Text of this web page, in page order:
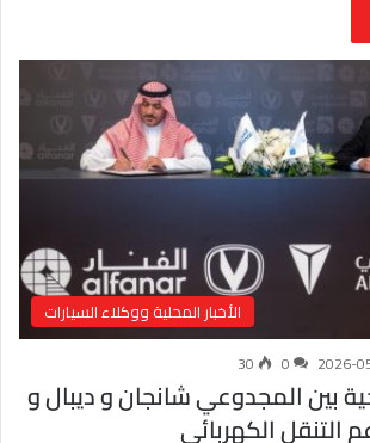
الأخبار المحلية ووكلاء السيارات
2026-
0
30
بين المجدوعي شانجان و ديبال و
التنقل الكهربائي